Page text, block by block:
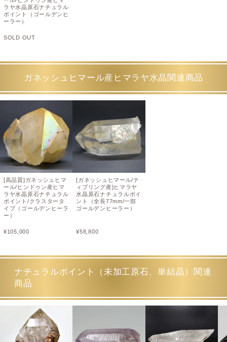
ラヤ水晶原石ナチュラル
ポイント（ゴールデンヒ
ーラー）
SOLD OUT
ガネッシュヒマール産ヒマラヤ水晶関連商品
[高品質]ガネッシュヒマ
ール/ヒンドゥン産ヒマ
ラヤ水晶原石ナチュラル
ポイント/クラスタータ
イプ（ゴールデンヒーラ
ー）
¥105,000
[ガネッシュヒマール/テ
ィプリング産]ヒマラヤ
水晶原石ナチュラルポイ
ント（全長77mm/一部
ゴールデンヒーラー）
¥58,800
ナチュラルポイント（未加工原石、単結晶）関連
商品